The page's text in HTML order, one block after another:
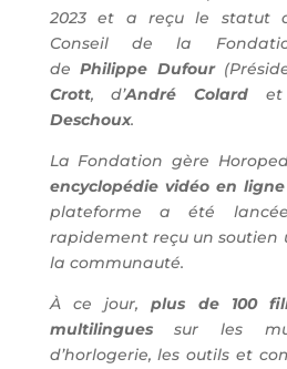
2023 et a reçu le statut
Conseil de la
dePhilippe Dufour
Crott, d’André Colardet
Deschoux.
La Fondation gère
encyclopédie vidéo en
plateforme a été
rapidement reçu un soutien
la communauté.
À ce jour,plus de 100
multilinguessur les
d’horlogerie, les outils et